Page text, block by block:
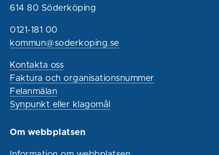
614 80 Söderköping
0121-181 00
kommun@soderkoping.se
Kontakta oss
Faktura och organisationsnummer
Felanmälan
Synpunkt eller klagomål
Om webbplatsen